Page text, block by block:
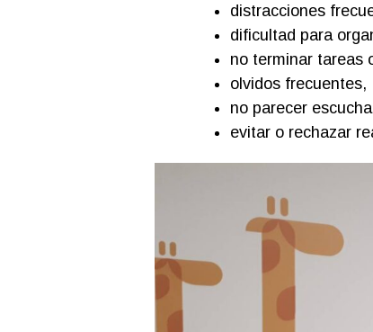
distracciones
dificultad para
no terminar tareas
olvidos frecuentes,
no parecer
evitar o rechazar